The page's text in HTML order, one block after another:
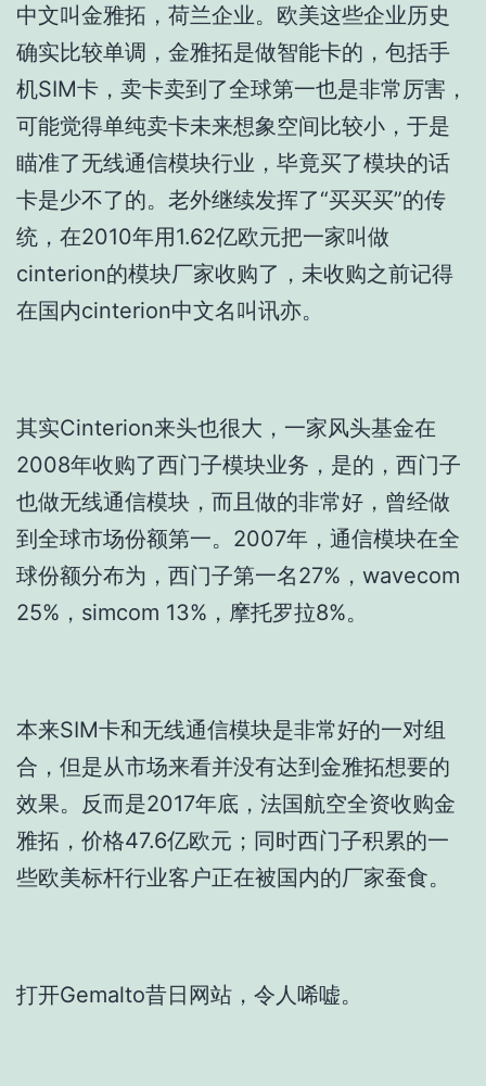
中文叫金雅拓，荷兰企业。欧美这些企业历史
确实比较单调，金雅拓是做智能卡的，包括手
机SIM卡，卖卡卖到了全球第一也是非常厉害，
可能觉得单纯卖卡未来想象空间比较小，于是
瞄准了无线通信模块行业，毕竟买了模块的话
卡是少不了的。老外继续发挥了“买买买”的传
统，在2010年用1.62亿欧元把一家叫做
cinterion的模块厂家收购了，未收购之前记得
在国内cinterion中文名叫讯亦。
其实Cinterion来头也很大，一家风头基金在
2008年收购了西门子模块业务，是的，西门子
也做无线通信模块，而且做的非常好，曾经做
到全球市场份额第一。2007年，通信模块在全
球份额分布为，西门子第一名27%，wavecom
25%，simcom 13%，摩托罗拉8%。
本来SIM卡和无线通信模块是非常好的一对组
合，但是从市场来看并没有达到金雅拓想要的
效果。反而是2017年底，法国航空全资收购金
雅拓，价格47.6亿欧元；同时西门子积累的一
些欧美标杆行业客户正在被国内的厂家蚕食。
打开Gemalto昔日网站，令人唏嘘。